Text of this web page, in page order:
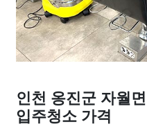
인천 옹진군 자월
입주청소 가격